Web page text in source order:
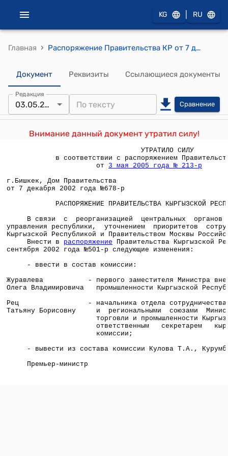
KG RU
Главная › Распоряжение Правительства КР от 7 декабря 2002 года № 678-р (В связи с реорганизацией центральных органов государственного управления республики, уточнением приоритетов сотрудничества между Кыргызской Республикой и Правительством Москвы Российской Федерации)
Документ Реквизиты Ссылающиеся документы
Редакция
03.05.2005 Сравнение
Внимание данный документ утратил силу!